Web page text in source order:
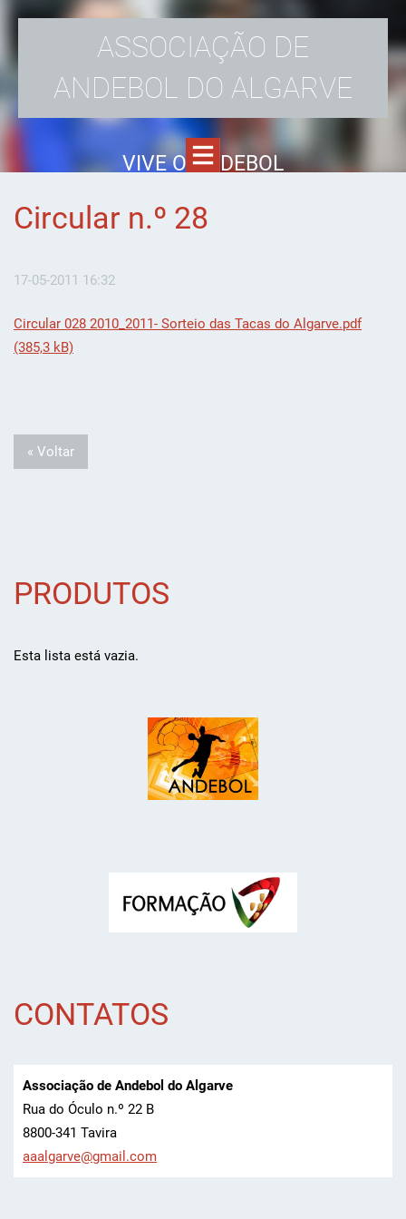
ASSOCIAÇÃO DE
ANDEBOL DO ALGARVE
VIVE O ANDEBOL
Circular n.º 28
17-05-2011 16:32
Circular 028 2010_2011- Sorteio das Tacas do Algarve.pdf
(385,3 kB)
« Voltar
PRODUTOS
Esta lista está vazia.
CONTATOS
Associação de Andebol do Algarve
Rua do Óculo n.º 22 B
8800-341 Tavira
aaalgarve@gmail.com